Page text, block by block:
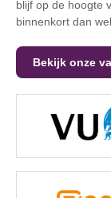
blijf op de hoogte
binnenkort dan
Bekijk onze